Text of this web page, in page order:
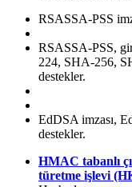
RSASSA-PSS
RSASSA-PSS,
224, SHA-256,
destekler.
EdDSA imzası,
destekler.
HMAC tabanlı
türetme işlevi